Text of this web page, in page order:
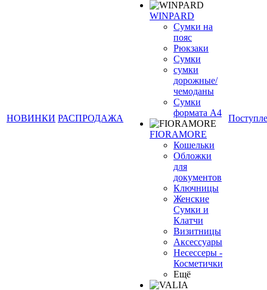
НОВИНКИ РАСПРОДАЖА
WINPARD
Сумки на
пояс
Рюкзаки
Сумки
сумки
дорожные/
чемоданы
Сумки
формата А4
FIORAMORE
Кошельки
Обложки
для
документов
Ключницы
Женские
Сумки и
Клатчи
Визитницы
Аксессуары
Несессеры -
Косметички
Ещё